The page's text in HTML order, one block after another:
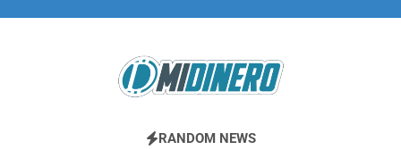
Midinero.co
Fintech, Criptomonedas
RANDOM NEWS